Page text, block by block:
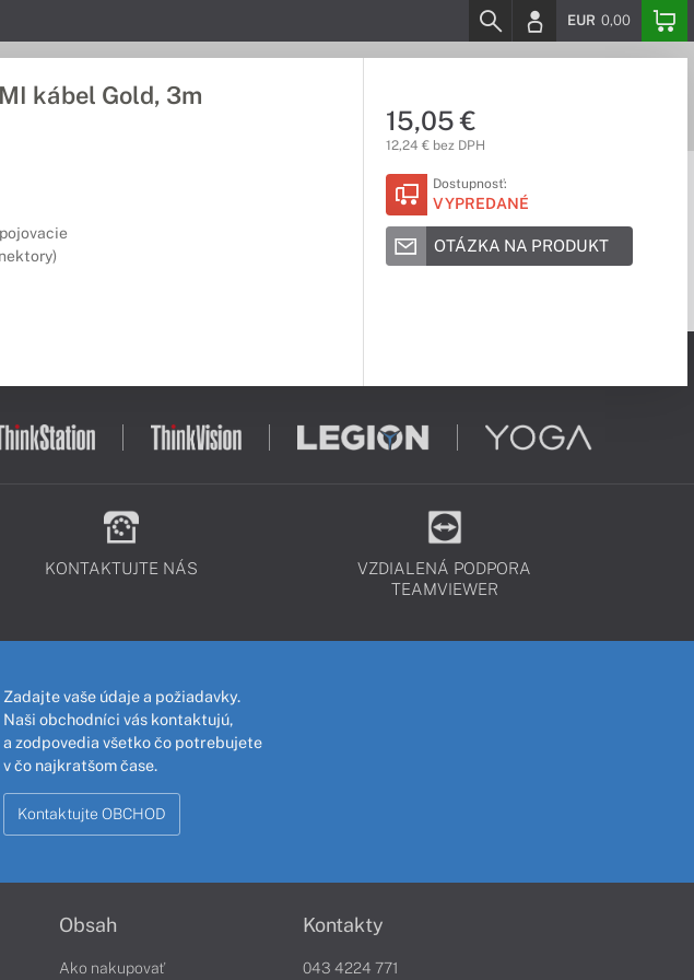
EUR 0,00
kábel Gold, 3m
15,05 €
12,24 € bez DPH
Dostupnosť:
VYPREDANÉ
OTÁZKA NA PRODUKT
KONTAKTUJTE NÁS
VZDIALENÁ PODPORA
TEAMVIEWER
Zadajte vaše údaje a požiadavky.
Naši obchodníci vás kontaktujú,
a zodpovedia všetko čo potrebujete
v čo najkratšom čase.
Kontaktujte OBCHOD
Obsah
Ako nakupovať
Kontakty
043 4224 771